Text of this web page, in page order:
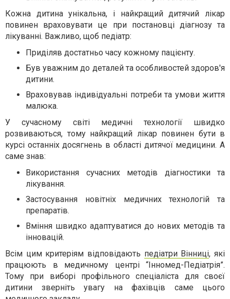
Кожна дитина унікальна, і найкращий дитячий лікар
повинен враховувати це при постановці діагнозу та
лікуванні. Важливо, щоб педіатр:
Приділяв достатньо часу кожному пацієнту.
Був уважним до деталей та особливостей здоров'я
дитини.
Враховував індивідуальні потреби та умови життя
малюка.
У сучасному світі медичні технології швидко
розвиваються, тому найкращий лікар повинен бути в
курсі останніх досягнень в області дитячої медицини. А
саме знав:
Використання сучасних методів діагностики та
лікування.
Застосування новітніх медичних технологій та
препаратів.
Вміння швидко адаптуватися до нових методів та
інновацій.
Всім цим критеріям відповідають педіатри Вінниці, які
працюють в медичному центрі “Інномед-Педіатрія”.
Тому при виборі профільного спеціаліста для своєї
дитини зверніть увагу на фахівців саме цього